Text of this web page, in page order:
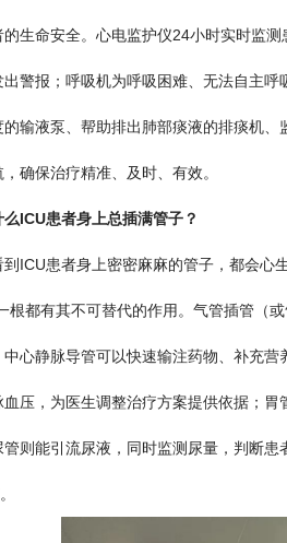
的生命安全。心电监护仪24小时实时监
出警报；呼吸机为呼吸困难、无法自主
的输液泵、帮助排出肺部痰液的排痰机
确保治疗精准、及时、有效。
么ICU患者身上总插满管子？
到ICU患者身上密密麻麻的管子，都会心
根都有其不可替代的作用。气管插管（
中心静脉导管可以快速输注药物、补充
血压，为医生调整治疗方案提供依据；
管则能引流尿液，同时监测尿量，判断